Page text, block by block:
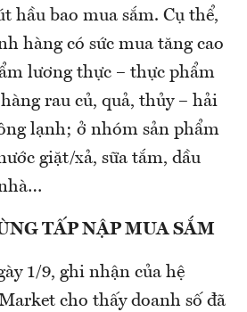
hầu bao mua sắm. Cụ thể,
hàng có sức mua tăng cao
lương thực – thực phẩm
rau củ, quả, thủy – hải
lạnh; ở nhóm sản phẩm
giặt/xả, sữa tắm, dầu
TẤP NẬP MUA SẮM
1/9, ghi nhận của hệ
cho thấy doanh số đã